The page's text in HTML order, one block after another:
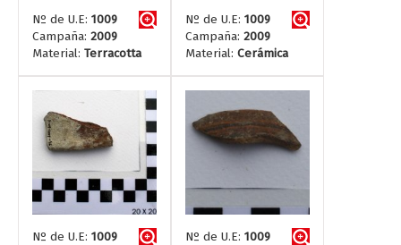
Nº de U.E: 1009
Campaña: 2009
Material: Terracotta
Nº de U.E: 1009
Campaña: 2009
Material: Cerámica
Nº de U.E: 1009
Nº de U.E: 1009